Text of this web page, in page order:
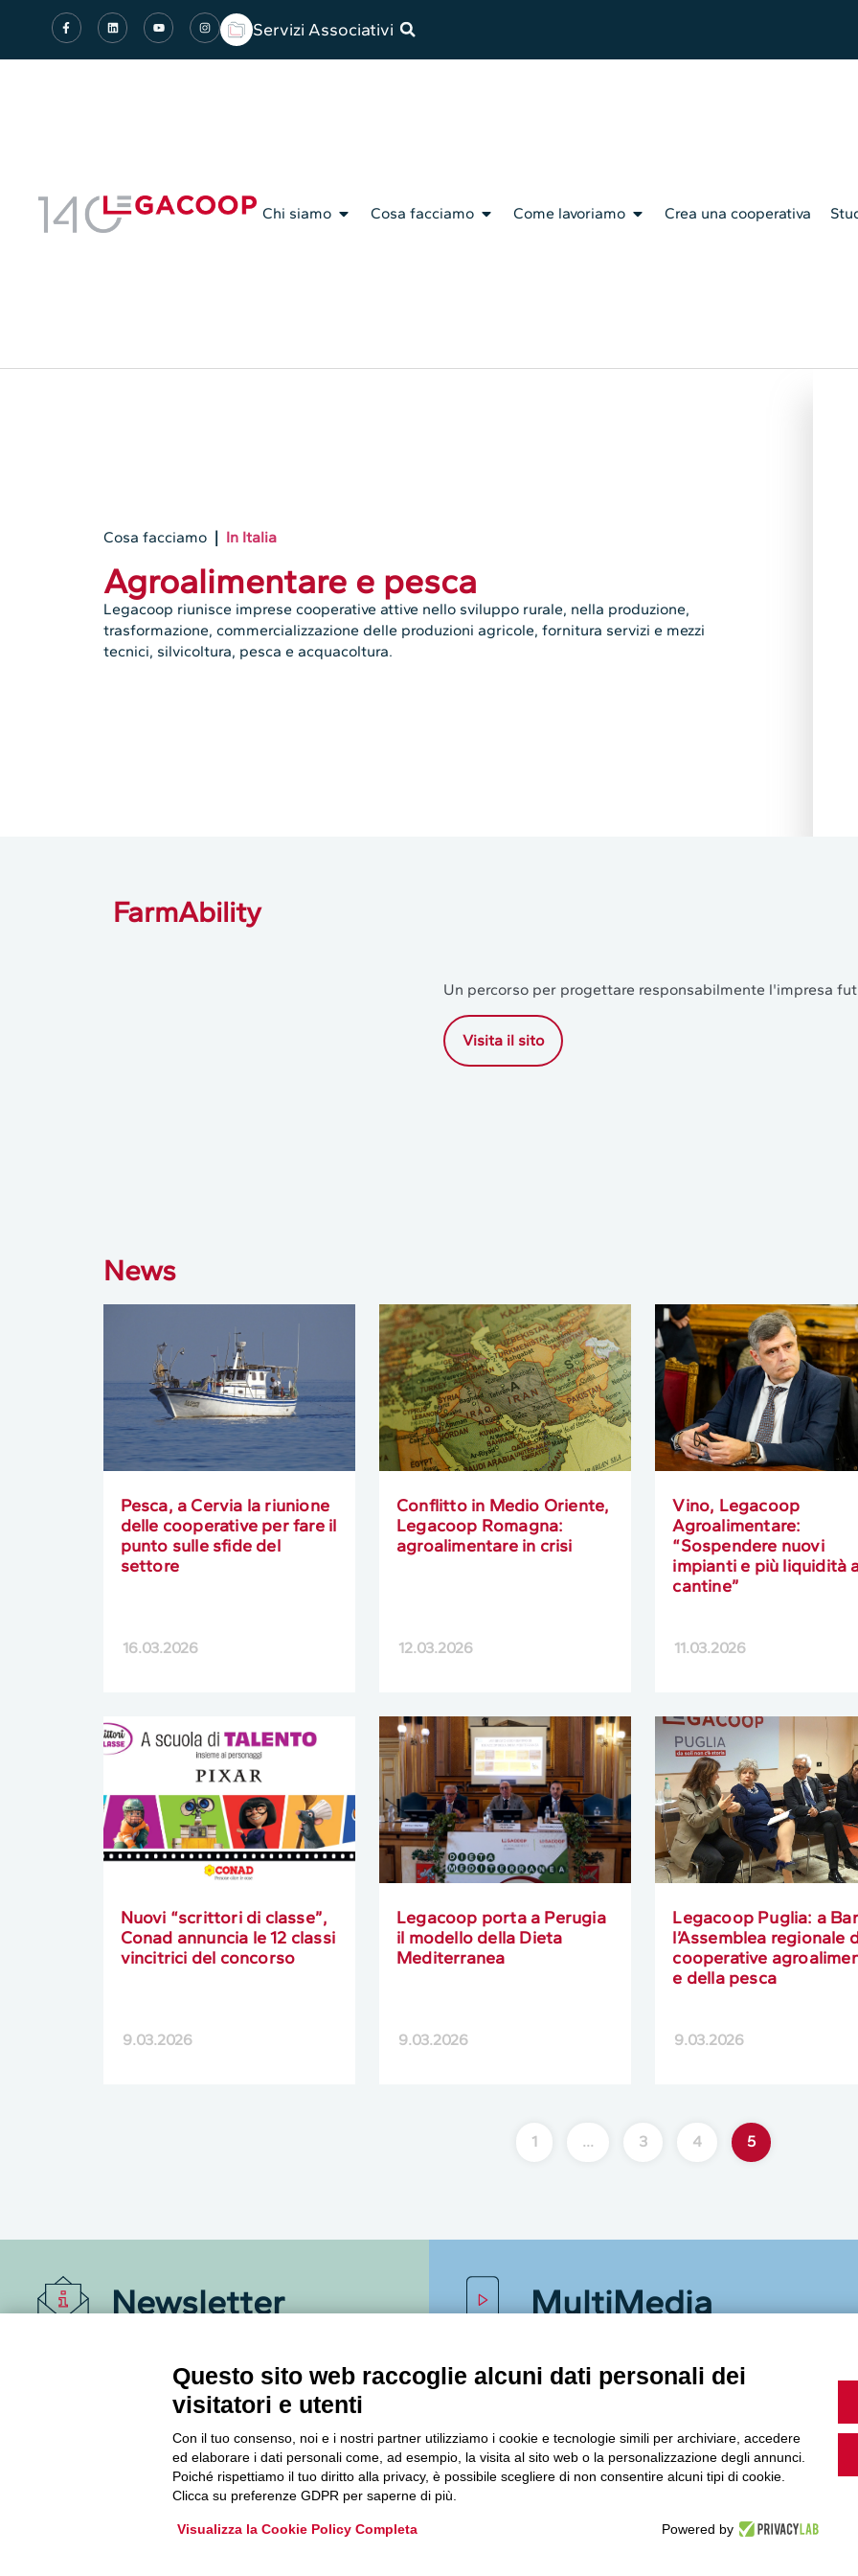
Servizi Associativi
Chi siamo Cosa facciamo Come lavoriamo Crea una cooperativa
Cosa facciamo| In Italia
Agroalimentare e pesca
Legacoop riunisce imprese cooperative attive nello sviluppo rurale, nella produzione,
trasformazione, commercializzazione delle produzioni agricole, fornitura servizi e mezzi
tecnici, silvicoltura, pesca e acquacoltura.
FarmAbility
Un percorso per progettare responsabilmente l'impresa
Visita il sito
News
Pesca, a Cervia la riunione
delle cooperative per fare il
punto sulle sfide del
settore
16.03.2026
Conflitto in Medio Oriente,
Legacoop Romagna:
agroalimentare in crisi
12.03.2026
Vino, Legacoop
Agroalimentare:
“Sospendere nuovi
impianti e più liquidità
cantine”
11.03.2026
Nuovi “scrittori di classe”,
Conad annuncia le 12 classi
vincitrici del concorso
9.03.2026
Legacoop porta a Perugia
il modello della Dieta
Mediterranea
9.03.2026
Legacoop Puglia: a
l’Assemblea regionale
cooperative
e della pesca
9.03.2026
1 … 3 4 5
Newsletter
Informazioni per restare sempre aggiornati sul
mondo della cooperazione.
Archivio Newsletter
MultiMedia
Questo sito web raccoglie alcuni dati personali dei
visitatori e utenti
Con il tuo consenso, noi e i nostri partner utilizziamo i cookie e tecnologie simili per archiviare, accedere
ed elaborare i dati personali come, ad esempio, la visita al sito web o la personalizzazione degli annunci.
Poiché rispettiamo il tuo diritto alla privacy, è possibile scegliere di non consentire alcuni tipi di cookie.
Clicca su preferenze GDPR per saperne di più.
Visualizza la Cookie Policy Completa Powered by